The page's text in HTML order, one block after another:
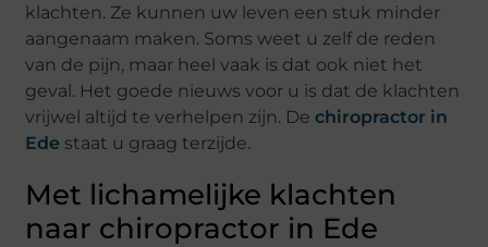
klachten. Ze kunnen uw leven een stuk minder
aangenaam maken. Soms weet u zelf de reden
van de pijn, maar heel vaak is dat ook niet het
geval. Het goede nieuws voor u is dat de klachten
vrijwel altijd te verhelpen zijn. Dechiropractor in
Ede staat u graag terzijde.
Met lichamelijke klachten
naar chiropractor in Ede